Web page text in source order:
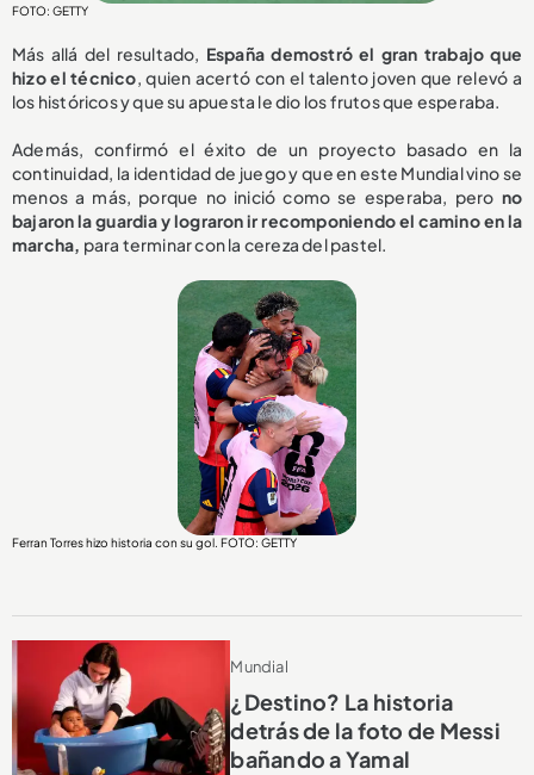
FOTO: GETTY
Más allá del resultado, España demostró el gran trabajo que
hizo el técnico, quien acertó con el talento joven que relevó a
los históricos y que su apuesta le dio los frutos que esperaba.
Además, confirmó el éxito de un proyecto basado en la
continuidad, la identidad de juego y que en este Mundial vino se
menos a más, porque no inició como se esperaba, pero no
bajaron la guardia y lograron ir recomponiendo el camino en la
marcha, para terminar con la cereza del pastel.
Ferran Torres hizo historia con su gol. FOTO: GETTY
Mundial
¿Destino? La historia
detrás de la foto de Messi
bañando a Yamal